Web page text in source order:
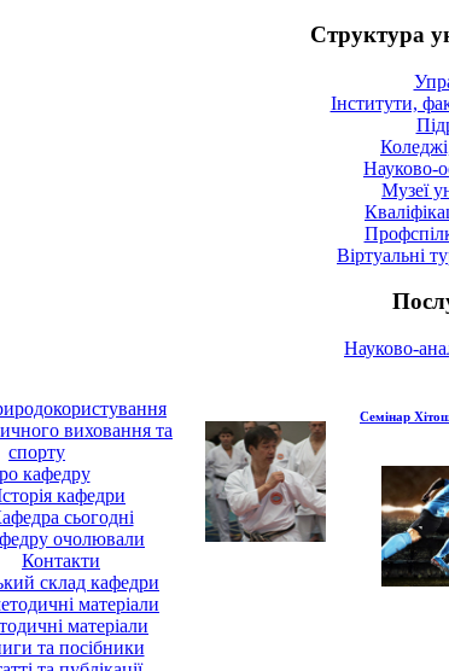
Структура
Інститути,
Науково-
Музеї
Віртуальні
Науково-
виховання та
спорту
кафедру
кафедри
сьогодні
очолювали
Контакти
склад кафедри
матеріали
матеріали
та посібники
Семінар